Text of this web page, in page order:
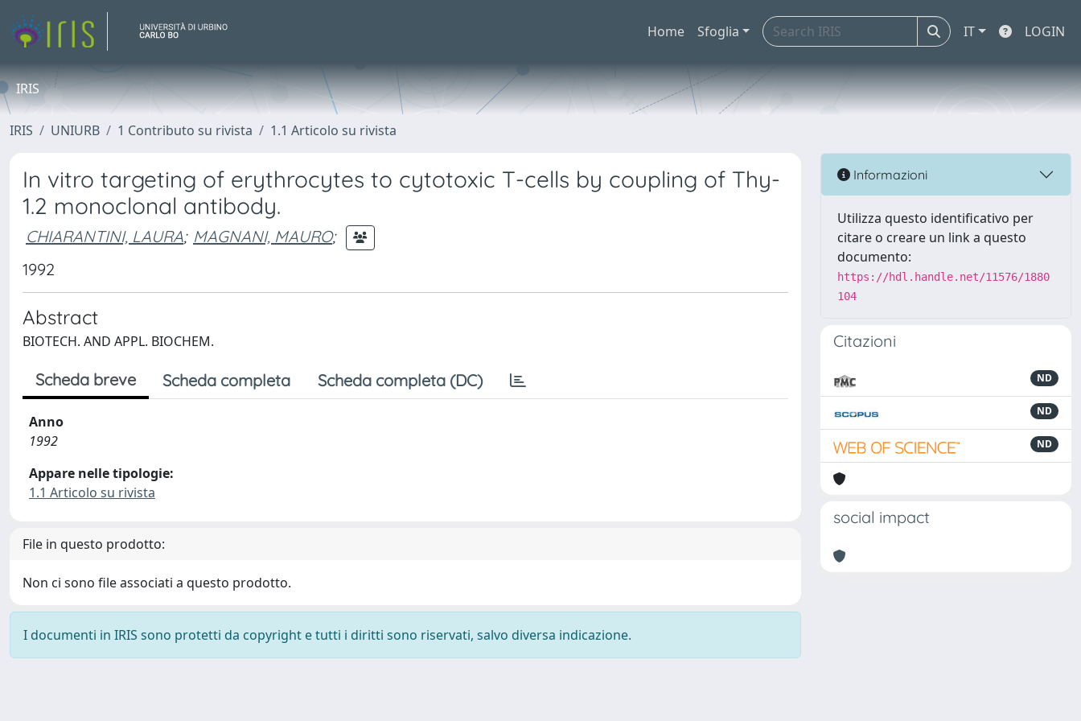
Home Sfoglia IT LOGIN
IRIS
IRIS UNIURB 1 Contributo su rivista 1.1 Articolo su rivista
In vitro targeting of erythrocytes to cytotoxic T-cells by coupling of Thy-
1.2 monoclonal antibody.
CHIARANTINI, LAURA; MAGNANI, MAURO;
1992
Abstract
BIOTECH. AND APPL. BIOCHEM.
Scheda breve Scheda completa Scheda completa (DC)
Anno
1992
Appare nelle tipologie:
1.1 Articolo su rivista
File in questo prodotto:
Non ci sono file associati a questo prodotto.
I documenti in IRIS sono protetti da copyright e tutti i diritti sono riservati, salvo diversa indicazione.
Informazioni
Utilizza questo identificativo per
citare o creare un link a questo
documento:
https://hdl.handle.net/11576/1880
104
Citazioni
ND
ND
ND
social impact